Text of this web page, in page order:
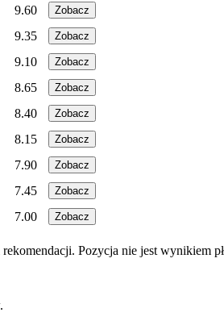
9.60 Zobacz
9.35 Zobacz
9.10 Zobacz
8.65 Zobacz
8.40 Zobacz
8.15 Zobacz
7.90 Zobacz
7.45 Zobacz
7.00 Zobacz
Pozycja nie jest wynikiem